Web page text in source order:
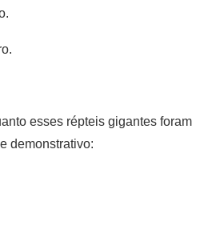
esses répteis gigantes foram
demonstrativo: